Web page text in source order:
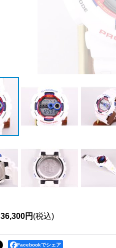
36,300円 (税込)
Facebookでシェア